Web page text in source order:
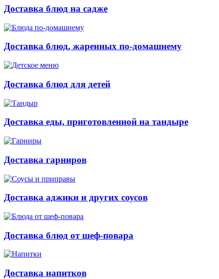
Доставка блюд на садже
Доставка блюд, жаренных по-домашнему
Доставка блюд для детей
Доставка еды, приготовленной на тандыре
Доставка гарниров
Доставка аджики и других соусов
Доставка блюд от шеф-повара
Доставка напитков